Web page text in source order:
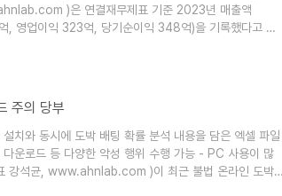
)은 연결재무제표 기준 2023년 매출액
영업이익 323억, 당기순이익 348억)을 기록했다고 잠
), 당기순이익은 149%(208억) 각각 증가했다. 안랩은
주의 당부
치와 동시에 도박 배팅 확률 분석 내용을 담은 엑셀 파일
운로드 등 다양한 악성 행위 수행 가능 - PC 사용이 많
강석균, www.ahnlab.com )이 최근 불법 온라인 도박